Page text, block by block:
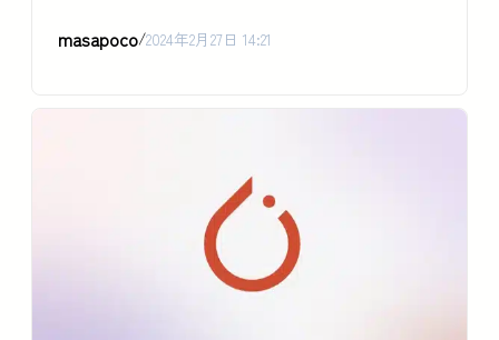
masapoco/2024年2月27日 14:21